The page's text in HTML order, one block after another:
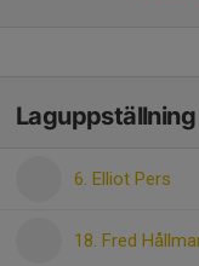
Laguppställning
6. Elliot Pers
18. Fred